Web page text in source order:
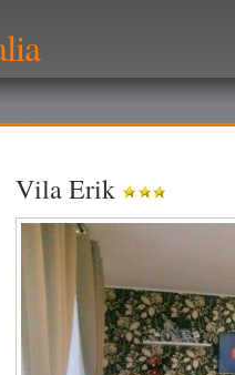
Vila Erik